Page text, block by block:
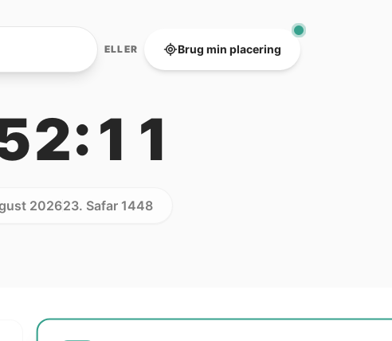
ELLER Brug min placering
202623. Safar 1448